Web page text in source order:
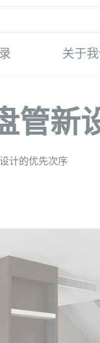
关于我
管新
计的优先次序